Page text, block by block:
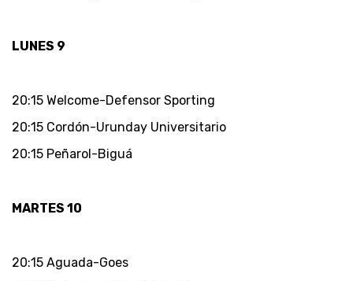
LUNES 9
20:15 Welcome-Defensor Sporting
20:15 Cordón-Urunday Universitario
20:15 Peñarol-Biguá
MARTES 10
20:15 Aguada-Goes